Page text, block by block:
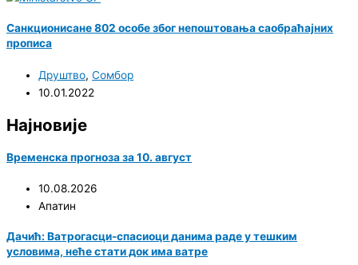
Санкционисане 802 особе због непоштовања саобраћајних
прописа
Друштво, Сомбор
10.01.2022
Најновије
Временска прогноза за 10. август
10.08.2026
Апатин
Дачић: Ватрoгасци-спасиоци данима раде у тешким
условима, неће стати док има ватре